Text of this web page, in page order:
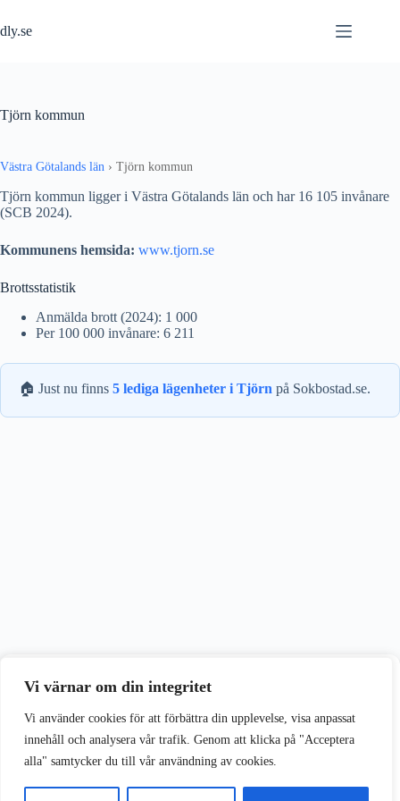
Vi värnar om din integritet
Vi använder cookies för att förbättra din upplevelse, visa anpassat
innehåll och analysera vår trafik. Genom att klicka på "Acceptera
alla" samtycker du till vår användning av cookies.
Vi använder cookies för att förbättra din upplevelse på vår webbplats.
Acceptera alla
till
innehåll
dly.se
Tjörn kommun
Västra Götalands län › Tjörn kommun
Tjörn kommun ligger i Västra Götalands län och har 16 105 invånare
(SCB 2024).
Kommunens hemsida: www.tjorn.se
Brottsstatistik
Anmälda brott (2024): 1 000
Per 100 000 invånare: 6 211
🏠 Just nu finns 5 lediga lägenheter i Tjörn på Sokbostad.se.